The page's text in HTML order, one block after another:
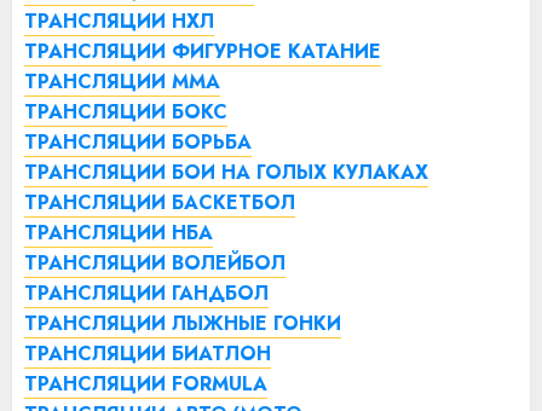
ТРАНСЛЯЦИИ НХЛ
ТРАНСЛЯЦИИ ФИГУРНОЕ КАТАНИЕ
ТРАНСЛЯЦИИ ММА
ТРАНСЛЯЦИИ БОКС
ТРАНСЛЯЦИИ БОРЬБА
ТРАНСЛЯЦИИ БОИ НА ГОЛЫХ КУЛАКАХ
ТРАНСЛЯЦИИ БАСКЕТБОЛ
ТРАНСЛЯЦИИ НБА
ТРАНСЛЯЦИИ ВОЛЕЙБОЛ
ТРАНСЛЯЦИИ ГАНДБОЛ
ТРАНСЛЯЦИИ ЛЫЖНЫЕ ГОНКИ
ТРАНСЛЯЦИИ БИАТЛОН
ТРАНСЛЯЦИИ FORMULA